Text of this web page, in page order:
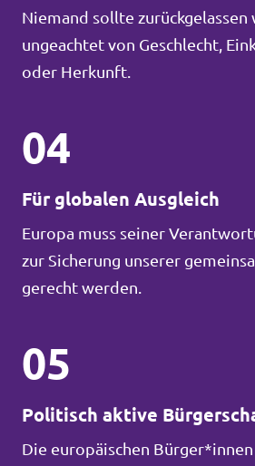
Niemand sollte zurückgelassen
ungeachtet von Geschlecht,
oder Herkunft.
04
Für globalen Ausgleich
Europa muss seiner
zur Sicherung unserer
gerecht werden.
05
Politisch aktive
Die europäischen Bürger*innen